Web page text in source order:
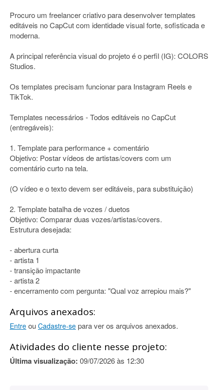
Procuro um freelancer criativo para desenvolver templates
editáveis no CapCut com identidade visual forte, sofisticada e
moderna.
A principal referência visual do projeto é o perfil (IG): COLORS
Studios.
Os templates precisam funcionar para Instagram Reels e
TikTok.
Templates necessários - Todos editáveis no CapCut
(entregáveis):
1. Template para performance + comentário
Objetivo: Postar vídeos de artistas/covers com um
comentário curto na tela.
(O vídeo e o texto devem ser editáveis, para substituição)
2. Template batalha de vozes / duetos
Objetivo: Comparar duas vozes/artistas/covers.
Estrutura desejada:
- abertura curta
- artista 1
- transição impactante
- artista 2
- encerramento com pergunta: "Qual voz arrepiou mais?"
Arquivos anexados:
Entre ou Cadastre-se para ver os arquivos anexados.
Atividades do cliente nesse projeto:
Última visualização: 09/07/2026 às 12:30